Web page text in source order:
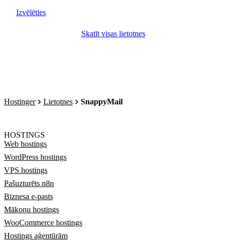
Izvēlēties
Skatīt visas lietotnes
Hostinger Lietotnes SnappyMail
HOSTINGS
Web hostings
WordPress hostings
VPS hostings
Pašuzturēts n8n
Biznesa e-pasts
Mākoņu hostings
WooCommerce hostings
Hostings aģentūrām